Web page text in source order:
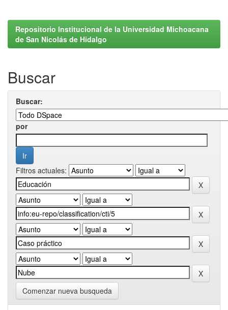
Repositorio Institucional de la Universidad Michoacana
de San Nicolás de Hidalgo
Buscar
Buscar:
por
Filtros actuales:
Comenzar nueva busqueda